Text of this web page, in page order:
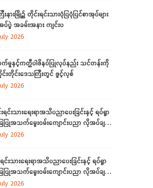
းနားမြို့၌ တိုင်းရင်းသားပုံပြပုံပြင်စာအုပ်များ
ပ်ပွဲ အခမ်းအနား ကျင်းပ
2026
က်မှုနှင့်ကတ္တီပါဖိနပ်ပြုလုပ်နည်း သင်တန်းကို
းတိုင်းဒေသကြီးတွင် ဖွင့်လှစ်
2026
ရင်းသားရေးရာအသိပညာပေးခြင်းနှင့် ရပ်ရွာ
ပြုအသက်မွေးဝမ်းကျောင်းပညာ လိုအပ်ချက်
န်းစစ်စီမံခြင်း အစီအစဉ်”ကို စစ်ကိုင်းတိုင်း
2026
င်းသားရေးရာအသိပညာပေးခြင်းနှင့် ရပ်ရွာ
ပြုအသက်မွေးဝမ်းကျောင်းပညာ လိုအပ်ချက်
န်းစစ်စီမံခြင်းအစီအစဉ်ကို ဧရာဝတီတိုင်း
2026